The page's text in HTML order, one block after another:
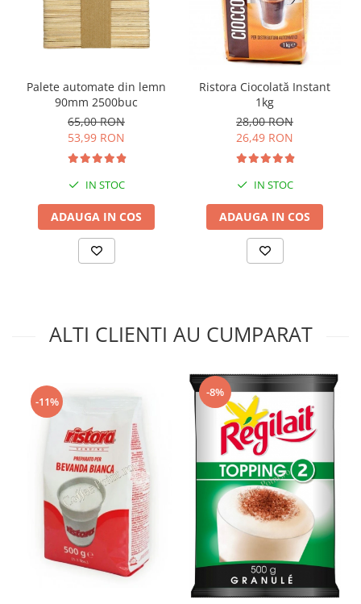
Palete automate din lemn
90mm 2500buc
65,00 RON
53,99 RON
IN STOC
ADAUGA IN COS
Ristora Ciocolată Instant
1kg
28,00 RON
26,49 RON
IN STOC
ADAUGA IN COS
ALTI CLIENTI AU CUMPARAT
-11%
-8%